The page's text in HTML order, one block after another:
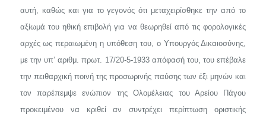
αυτή, καθώς και για το γεγονός ότι μεταχειρίσθηκε την από το
αξίωμά του ηθική επιβολή για να θεωρηθεί από τις φορολογικές
αρχές ως περαιωμένη η υπόθεση του, ο Υπουργός Δικαιοσύνης,
με την υπ’ αριθμ. πρωτ. 17/20-5-1933 απόφασή του, του επέβαλε
την πειθαρχική ποινή της προσωρινής παύ­σης των έξι μηνών και
τον παρέπεμψε ενώπιον της Ολομέλειας του Αρείου Πάγου
προκειμένου να κριθεί αν συντρέχει περίπτωση οριστι­κής